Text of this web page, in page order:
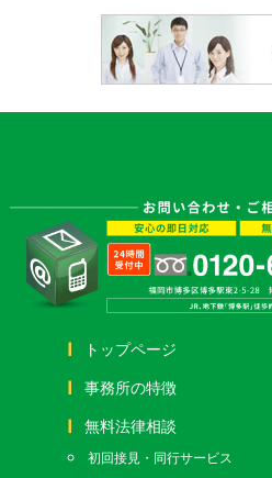
トップページ
事務所の特徴
無料法律相談
初回接見・同行サービス